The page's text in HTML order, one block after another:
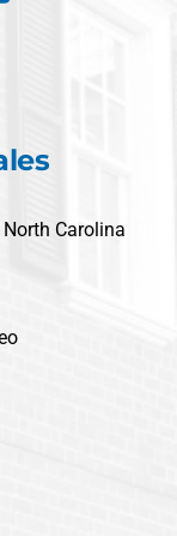
Carolina